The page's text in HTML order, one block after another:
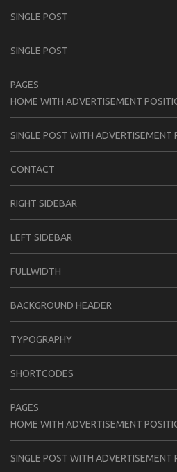
SINGLE POST
SINGLE POST
PAGES
HOME WITH ADVERTISEMENT
SINGLE POST WITH ADVERTISEMENT
CONTACT
RIGHT SIDEBAR
LEFT SIDEBAR
FULLWIDTH
BACKGROUND HEADER
TYPOGRAPHY
SHORTCODES
PAGES
HOME WITH ADVERTISEMENT
SINGLE POST WITH ADVERTISEMENT